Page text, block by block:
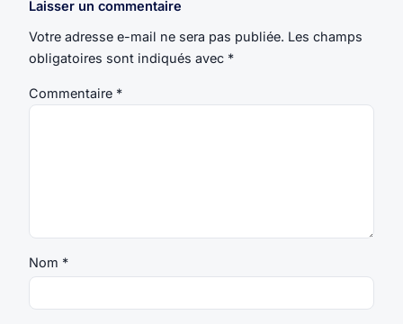
Laisser un commentaire
Votre adresse e-mail ne sera pas publiée. Les champs
obligatoires sont indiqués avec *
Commentaire *
Nom *